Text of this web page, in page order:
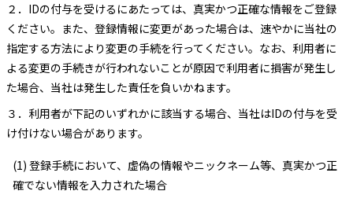
２． IDの付与を受けるにあたっては、真実かつ正確な情報をご登録
ください。また、登録情報に変更があった場合は、速やかに当社の
指定する方法により変更の手続を行ってください。なお、利用者に
よる変更の手続きが行われないことが原因で利用者に損害が発生し
た場合、当社は発生した責任を負いかねます。
３． 利用者が下記のいずれかに該当する場合、当社はIDの付与を受
け付けない場合があります。
(1) 登録手続において、虚偽の情報やニックネーム等、真実かつ正
確でない情報を入力された場合